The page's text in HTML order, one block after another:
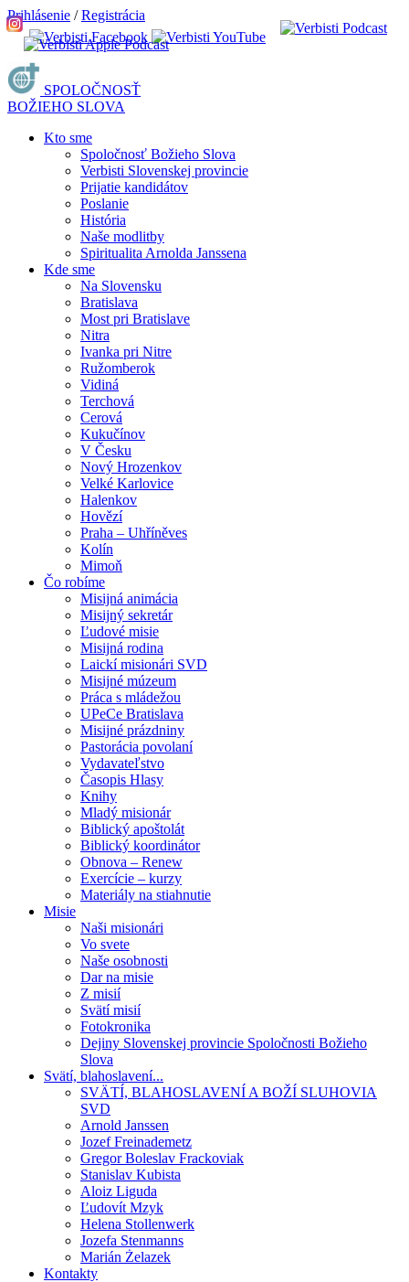
Prihlásenie /Registrácia
SPOLOČNOSŤ
BOŽIEHO SLOVA
Kto sme
Spoločnosť Božieho Slova
Verbisti Slovenskej provincie
Prijatie kandidátov
Poslanie
História
Naše modlitby
Spiritualita Arnolda Janssena
Kde sme
Na Slovensku
Bratislava
Most pri Bratislave
Nitra
Ivanka pri Nitre
Ružomberok
Vidiná
Terchová
Cerová
Kukučínov
V Česku
Nový Hrozenkov
Velké Karlovice
Halenkov
Hovězí
Praha – Uhříněves
Kolín
Mimoň
Čo robíme
Misijná animácia
Misijný sekretár
Ľudové misie
Misijná rodina
Laickí misionári SVD
Misijné múzeum
Práca s mládežou
UPeCe Bratislava
Misijné prázdniny
Pastorácia povolaní
Vydavateľstvo
Časopis Hlasy
Knihy
Mladý misionár
Biblický apoštolát
Biblický koordinátor
Obnova – Renew
Exercície – kurzy
Materiály na stiahnutie
Misie
Naši misionári
Vo svete
Naše osobnosti
Dar na misie
Z misií
Svätí misií
Fotokronika
Dejiny Slovenskej provincie Spoločnosti Božieho
Slova
Svätí, blahoslavení...
SVÄTÍ, BLAHOSLAVENÍ A BOŽÍ SLUHOVIA
SVD
Arnold Janssen
Jozef Freinademetz
Gregor Boleslav Frackoviak
Stanislav Kubista
Aloiz Liguda
Ľudovít Mzyk
Helena Stollenwerk
Jozefa Stenmanns
Marián Żelazek
Kontakty